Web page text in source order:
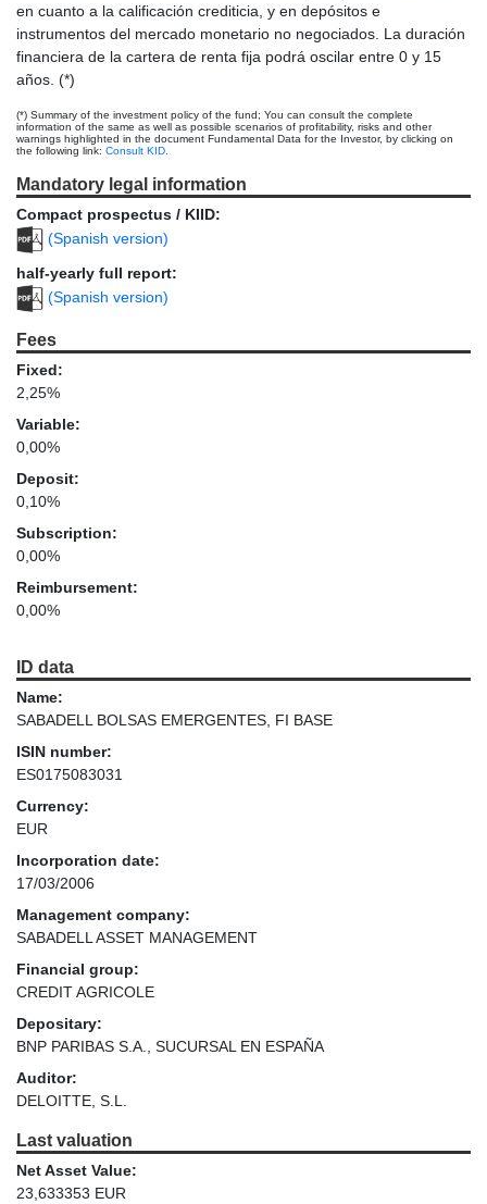
en cuanto a la calificación crediticia, y en depósitos e
instrumentos del mercado monetario no negociados. La duración
financiera de la cartera de renta fija podrá oscilar entre 0 y 15
años. (*)
(*) Summary of the investment policy of the fund; You can consult the complete
information of the same as well as possible scenarios of profitability, risks and other
warnings highlighted in the document Fundamental Data for the Investor, by clicking on
the following link: Consult KID.
Mandatory legal information
Compact prospectus / KIID:
(Spanish version)
half-yearly full report:
(Spanish version)
Fees
Fixed:
2,25%
Variable:
0,00%
Deposit:
0,10%
Subscription:
0,00%
Reimbursement:
0,00%
ID data
Name:
SABADELL BOLSAS EMERGENTES, FI BASE
ISIN number:
ES0175083031
Currency:
EUR
Incorporation date:
17/03/2006
Management company:
SABADELL ASSET MANAGEMENT
Financial group:
CREDIT AGRICOLE
Depositary:
BNP PARIBAS S.A., SUCURSAL EN ESPAÑA
Auditor:
DELOITTE, S.L.
Last valuation
Net Asset Value:
23,633353 EUR